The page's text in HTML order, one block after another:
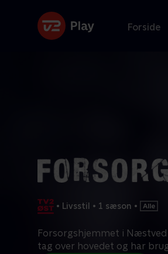
Forside
• Livsstil • 1 sæson •
Forsorgshjemmet i
tag over hovedet og har